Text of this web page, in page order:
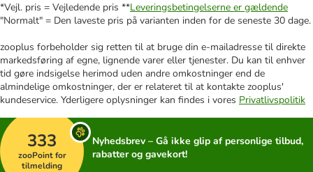
*Vejl. pris = Vejledende pris **Leveringsbetingelserne er gældende
"Normalt" = Den laveste pris på varianten inden for de seneste 30 dage.
zooplus forbeholder sig retten til at bruge din e-mailadresse til direkte
markedsføring af egne, lignende varer eller tjenester. Du kan til enhver
tid gøre indsigelse herimod uden andre omkostninger end de
almindelige omkostninger, der er relateret til at kontakte zooplus'
kundeservice. Yderligere oplysninger kan findes i vores Privatlivspolitik
333
zooPoint for
tilmelding
Nyhedsbrev – Gå ikke glip af personlige tilbud,
rabatter og gavekort!